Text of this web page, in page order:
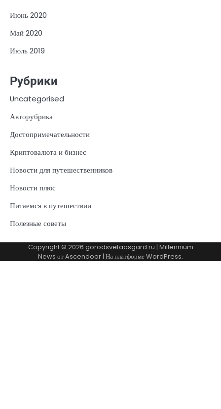
Июнь 2020
Май 2020
Июль 2019
Рубрики
Uncategorised
Авторубрика
Достопримечательности
Криптовалюта и бизнес
Новости для путешественников
Новости плюс
Питаемся в путешествии
Полезные советы
Copyright © 2026 gorodsvetaasgard.ru | Millennium
News отAscendoor | На платформеWordPress.